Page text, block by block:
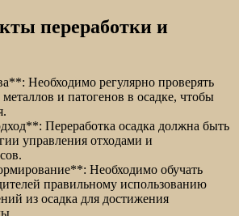
переработки и
Необходимо регулярно проверять
и патогенов в осадке, чтобы
Переработка осадка должна быть
управления отходами и
Необходимо обучать
правильному использованию
из осадка для достижения